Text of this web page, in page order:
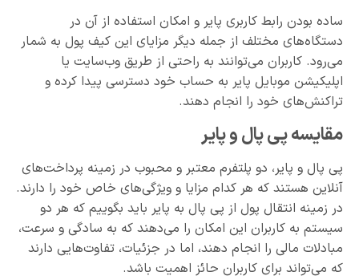
ساده بودن رابط کاربری پایر و امکان استفاده از آن در
دستگاه‌های مختلف از جمله دیگر مزایای این کیف پول به شمار
می‌رود. کاربران می‌توانند به راحتی از طریق وب‌سایت یا
اپلیکیشن موبایل پایر به حساب خود دسترسی پیدا کرده و
تراکنش‌های خود را انجام دهند.
مقایسه پی پال و پایر
پی پال و پایر، دو پلتفرم معتبر و محبوب در زمینه پرداخت‌های
آنلاین هستند که هر کدام مزایا و ویژگی‌های خاص خود را دارند.
در زمینه انتقال پول از پی پال به پایر باید بگوییم که هر دو
سیستم به کاربران این امکان را می‌دهند که به سادگی و سرعت،
مبادلات مالی را انجام دهند، اما در جزئیات، تفاوت‌هایی دارند
که می‌تواند برای کاربران حائز اهمیت باشد.